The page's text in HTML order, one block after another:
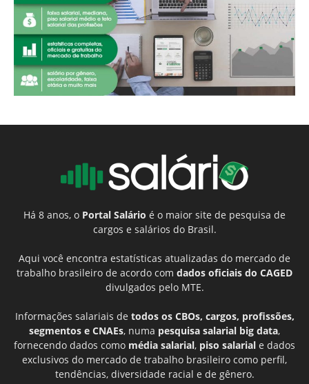
Há 8 anos, o Portal Salário é o maior site de pesquisa de
cargos e salários do Brasil.
Aqui você encontra estatísticas atualizadas do mercado de
trabalho brasileiro de acordo com dados oficiais do CAGED
divulgados pelo MTE.
Informações salariais de todos os CBOs, cargos, profissões,
segmentos e CNAEs, numa pesquisa salarial big data,
fornecendo dados como média salarial, piso salarial e dados
exclusivos do mercado de trabalho brasileiro como perfil,
tendências, diversidade racial e de gênero.